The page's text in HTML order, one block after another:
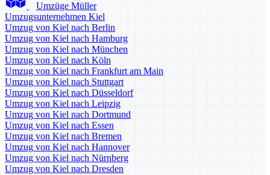
Umzüge Müller
Umzugsunternehmen Kiel
Umzug von Kiel nach Berlin
Umzug von Kiel nach Hamburg
Umzug von Kiel nach München
Umzug von Kiel nach Köln
Umzug von Kiel nach Frankfurt am Main
Umzug von Kiel nach Stuttgart
Umzug von Kiel nach Düsseldorf
Umzug von Kiel nach Leipzig
Umzug von Kiel nach Dortmund
Umzug von Kiel nach Essen
Umzug von Kiel nach Bremen
Umzug von Kiel nach Hannover
Umzug von Kiel nach Nürnberg
Umzug von Kiel nach Dresden